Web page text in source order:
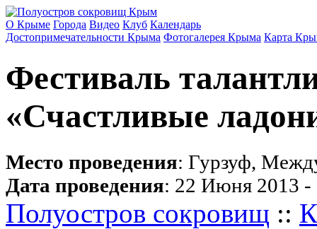
О Крыме Города Видео Клуб Календарь
Достопримечательности Крыма Фотогалерея Крыма Карта
Фестиваль
«Счастливые
Место проведения: Гурзуф,
Дата проведения: 22 Июня 2013
Полуостров сокровищ ::